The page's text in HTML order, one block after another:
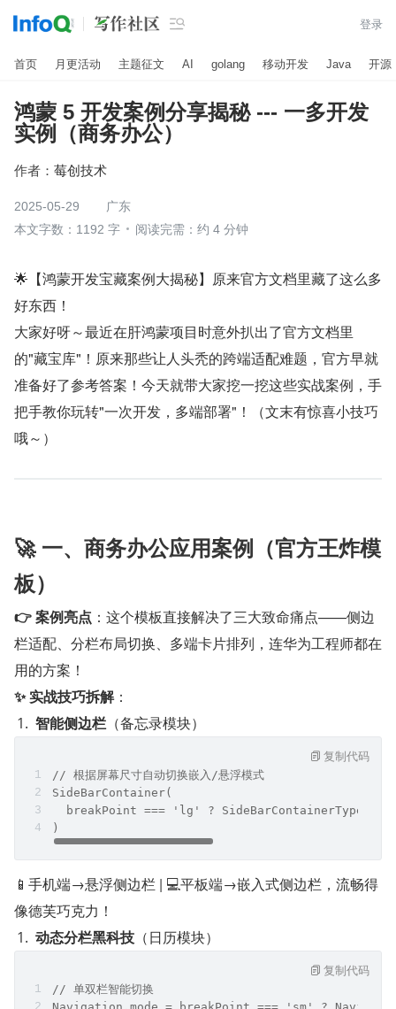
 登录
首页 月更活动 主题征文 AI golang 移动开发 Java 开源
鸿蒙 5 开发案例分享揭秘 --- 一多开发
实例（商务办公）
作者： 莓创技术
2025-05-29
广东
本文字数：1192 字
阅读完需：约 4 分钟
🌟【鸿蒙开发宝藏案例大揭秘】原来官方文档里藏了这么多
好东西！
大家好呀～最近在肝鸿蒙项目时意外扒出了官方文档里
的"藏宝库"！原来那些让人头秃的跨端适配难题，官方早就
准备好了参考答案！今天就带大家挖一挖这些实战案例，手
把手教你玩转"一次开发，多端部署"！（文末有惊喜小技巧
哦～）
🚀 一、商务办公应用案例（官方王炸模
板）
👉 案例亮点 ：这个模板直接解决了三大致命痛点——侧边
栏适配、分栏布局切换、多端卡片排列，连华为工程师都在
用的方案！
✨ 实战技巧拆解：
智能侧边栏 （备忘录模块）
// 根据屏幕尺寸自动切换嵌入/悬浮模式
SideBarContainer(
breakPoint === 'lg' ?
)
复制代码
📱手机端→悬浮侧边栏 | 💻平板端→嵌入式侧边栏，流畅得
像德芙巧克力！
动态分栏黑科技 （日历模块）
// 单双栏智能切换
复制代码